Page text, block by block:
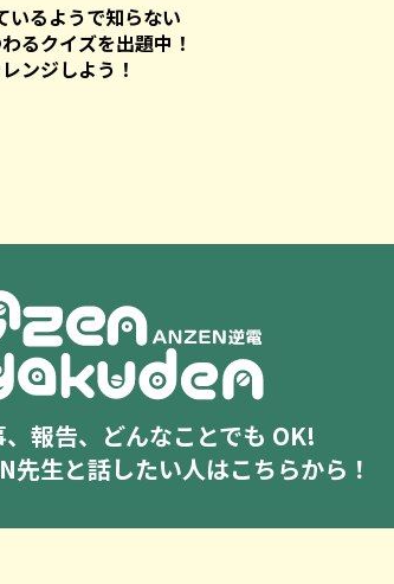
いるようで知らない
るクイズを出題中！
ンジしよう！
報告、どんなことでも OK!
先生と話したい人はこちらから！